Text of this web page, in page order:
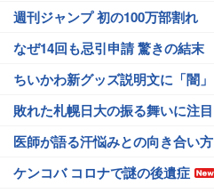
週刊ジャンプ 初の100万部割れ
なぜ14回も忌引申請 驚きの結末
ちいかわ新グッズ説明文に「闇」
敗れた札幌日大の振る舞いに注目
医師が語る汗悩みとの向き合い方
ケンコバ コロナで謎の後遺症